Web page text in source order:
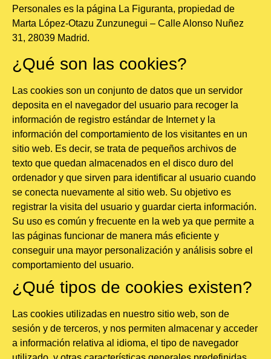
Personales es la página La Figuranta, propiedad de
Marta López-Otazu Zunzunegui – Calle Alonso Nuñez
31, 28039 Madrid.
¿Qué son las cookies?
Las cookies son un conjunto de datos que un servidor
deposita en el navegador del usuario para recoger la
información de registro estándar de Internet y la
información del comportamiento de los visitantes en un
sitio web. Es decir, se trata de pequeños archivos de
texto que quedan almacenados en el disco duro del
ordenador y que sirven para identificar al usuario cuando
se conecta nuevamente al sitio web. Su objetivo es
registrar la visita del usuario y guardar cierta información.
Su uso es común y frecuente en la web ya que permite a
las páginas funcionar de manera más eficiente y
conseguir una mayor personalización y análisis sobre el
comportamiento del usuario.
¿Qué tipos de cookies existen?
Las cookies utilizadas en nuestro sitio web, son de
sesión y de terceros, y nos permiten almacenar y acceder
a información relativa al idioma, el tipo de navegador